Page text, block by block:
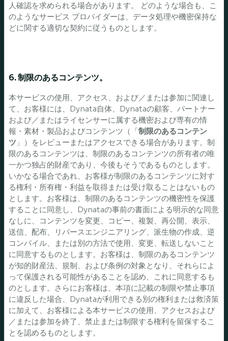
人確認を求められる場合があります。 どのような場合も、こ
のようなサービス プロバイダーは、データ処理や機密保持な
どに関する適切な契約に従うものとします。
6. 制限のあるコンテンツ。
本サービスの使用、アクセス、および／または参加に関連し
て、お客様には、Dynata自体、Dynataの顧客、パートナー
および／またはライセンサーに属する機密および専有の情
報・素材・製品およびコンテンツ（「制限のあるコンテン
ツ 」）をレビューまたはアクセスできる場合があります。制
限のあるコンテンツは、制限のあるコンテンツの所有者の唯
一かつ独占的財産であり、今後もそうであるものとします。
いかなる場合であれ、お客様が制限のあるコンテンツに対す
る権利・所有権・利益を取得または受け取ることはないもの
とします。お客様は、制限のあるコンテンツの機密性を保護
することに同意し、Dynataの事前の書面による明示的な同意
なしに、コンテンツを変更、コピー、複製、再公開、表示、
送信、配布、リバースエンジニアリング、派生物の作成、逆
コンパイル、または別の方法で使用、変更、転送しないこと
に同意するものとします。お客様は、制限のあるコンテンツ
が知的財産法、規制、および条例の対象となり、それらによ
って保護される可能性があることを認め、これに同意するも
のとします。さらにお客様は、本項に記載の制限や禁止事項
に違反した場合、Dynataが利用できる別の権利または救済策
に加えて、お客様による本サービスの使用、アクセスおよび
／または参加を終了、禁止または制限する権利を留保するこ
とを認めるものとします。